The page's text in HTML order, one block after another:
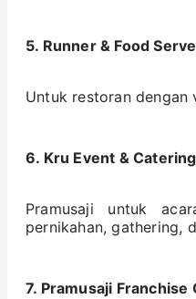
5. Runner & Food
Untuk restoran dengan
6. Kru Event & Catering
Pramusaji untuk
pernikahan, gathering,
7. Pramusaji Franchise